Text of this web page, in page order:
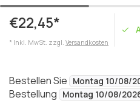
€22,45*
* Inkl. MwSt. zzgl. Versandkosten
Bestellen Sie Montag 10/08/
Bestellung
Montag 10/08/